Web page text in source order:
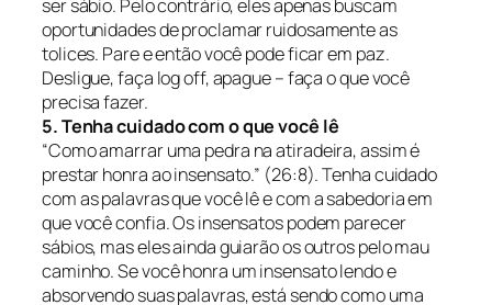
ser sábio. Pelo contrário, eles apenas buscam
oportunidades de proclamar ruidosamente as
tolices. Pare e então você pode ficar em paz.
Desligue, faça log off, apague – faça o que você
precisa fazer.
5. Tenha cuidado com o que você lê
“Como amarrar uma pedra na atiradeira, assim é
prestar honra ao insensato.” (26:8).Tenha cuidado
com as palavras que você lê e com a sabedoria em
que você confia. Os insensatos podem parecer
sábios, mas eles ainda guiarão os outros pelo mau
caminho. Se você honra um insensato lendo e
absorvendo suas palavras, está sendo como uma